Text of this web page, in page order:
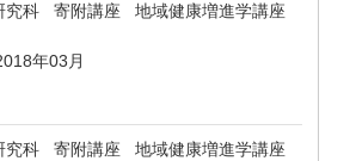
科 寄附講座 地域健康増進学講座
年03月
科 寄附講座 地域健康増進学講座